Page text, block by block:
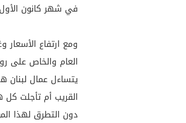
في شهر كانون
ومع ارتفاع
العام والخاص على
يتساءل عمال
دون التطرق لهذا